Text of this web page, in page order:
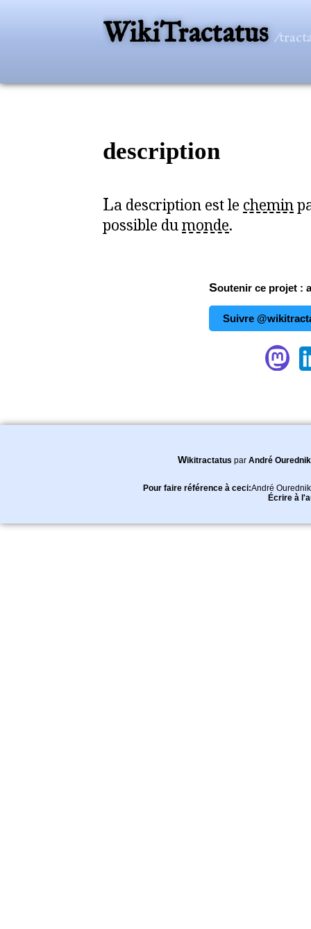
WikiTractatus /
description
La description est le chemin
possible dumonde.
Soutenir ce projet :
Suivre
Wikitractatus par André Ourednik
Pour faire référence à ceci:André Ourednik
Écrire à